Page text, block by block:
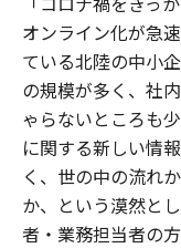
オンライン化が急
ている北陸の中小
の規模が多く、社
ゃらないところも
に関する新しい情
く、世の中の流れ
か、という漠然と
者・業務担当者の